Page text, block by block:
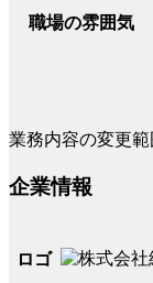
職場の雰囲気
業務内容の変更
企業情報
ロゴ